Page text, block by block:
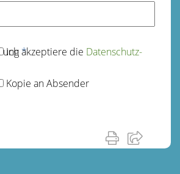
*
Ich akzeptiere die Datenschutz­
Kopie an Absender